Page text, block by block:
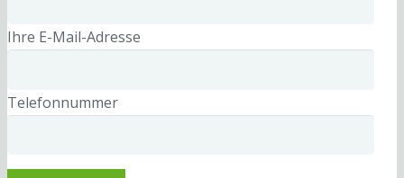
Ihre E-Mail-Adresse
Telefonnummer